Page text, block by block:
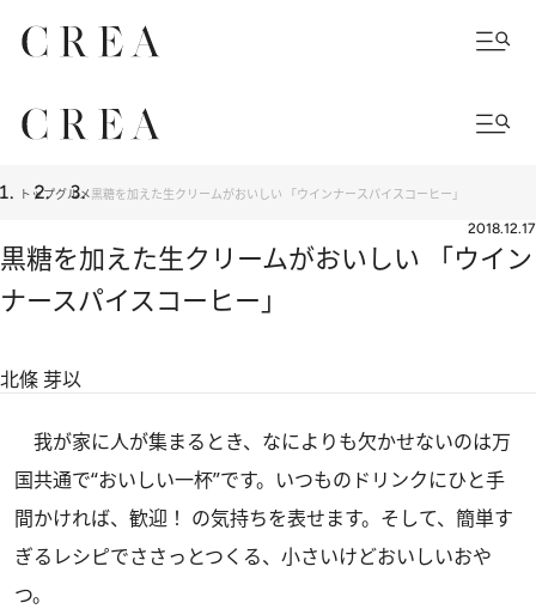
トップグルメ黒糖を加えた生クリームがおいしい 「ウインナースパイスコーヒー」
2018.12.17
黒糖を加えた生クリームがおいしい 「ウイン
ナースパイスコーヒー」
北條 芽以
我が家に人が集まるとき、なによりも欠かせないのは万
国共通で“おいしい一杯”です。いつものドリンクにひと手
間かければ、歓迎！ の気持ちを表せます。そして、簡単す
ぎるレシピでささっとつくる、小さいけどおいしいおや
つ。